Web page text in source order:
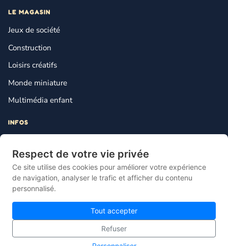
Respect de votre vie privée
Ce site utilise des cookies pour améliorer votre expérience
de navigation, analyser le trafic et afficher du contenu
personnalisé.
Tout accepter
Refuser
LE MAGASIN
Jeux de société
Construction
Loisirs créatifs
Monde miniature
Multimédia enfant
INFOS
Mentions légales
Plan du site
Gestion des cookies
© 2026 Lebonjouet — Le comparateur français du jouet pas cher.